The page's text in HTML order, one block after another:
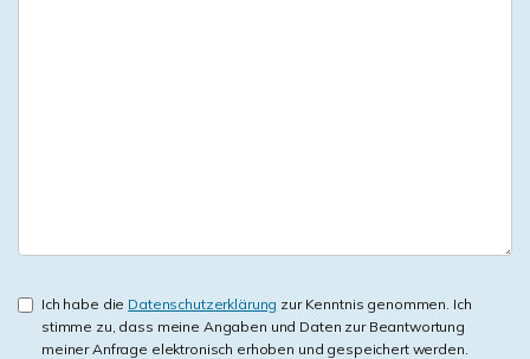
Ich habe die Datenschutzerklärung zur Kenntnis genommen. Ich
stimme zu, dass meine Angaben und Daten zur Beantwortung
meiner Anfrage elektronisch erhoben und gespeichert werden.